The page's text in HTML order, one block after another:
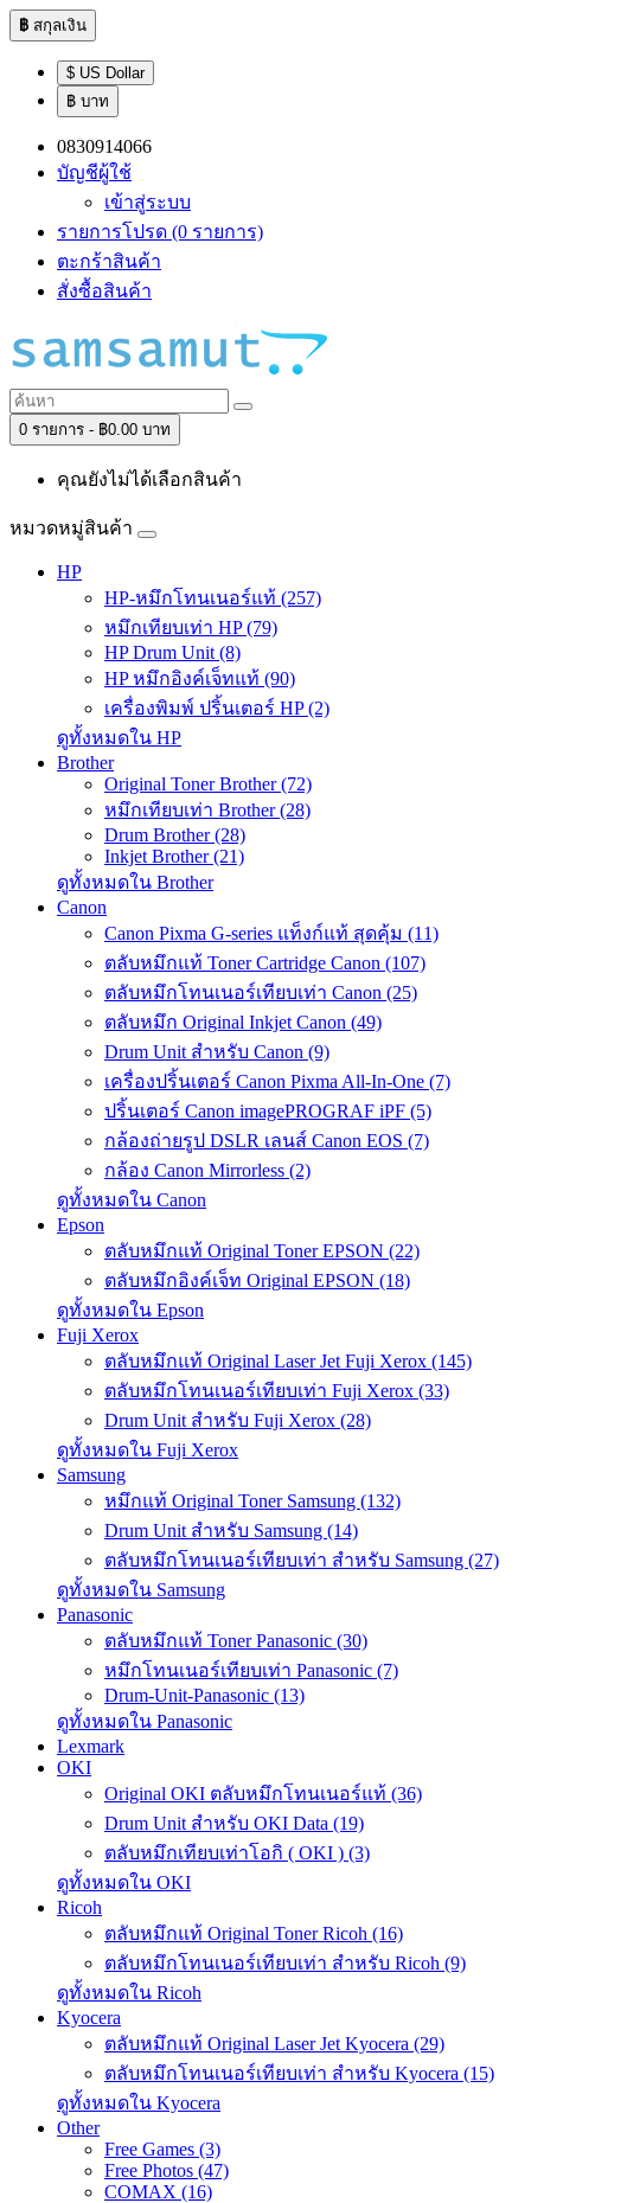
฿ สกุลเงิน
$ US Dollar
฿ บาท
0830914066
บัญชีผู้ใช้
เข้าสู่ระบบ
รายการโปรด (0 รายการ)
ตะกร้าสินค้า
สั่งซื้อสินค้า
0 รายการ - ฿0.00 บาท
คุณยังไม่ได้เลือกสินค้า
หมวดหมู่สินค้า
HP
HP-หมึกโทนเนอร์แท้ (257)
หมึกเทียบเท่า HP (79)
HP Drum Unit (8)
HP หมึกอิงค์เจ็ทแท้ (90)
เครื่องพิมพ์ ปริ้นเตอร์ HP (2)
ดูทั้งหมดใน HP
Brother
Original Toner Brother (72)
หมึกเทียบเท่า Brother (28)
Drum Brother (28)
Inkjet Brother (21)
ดูทั้งหมดใน Brother
Canon
Canon Pixma G-series แท็งก์แท้ สุดคุ้ม (11)
ตลับหมึกแท้ Toner Cartridge Canon (107)
ตลับหมึกโทนเนอร์เทียบเท่า Canon (25)
ตลับหมึก Original Inkjet Canon (49)
Drum Unit สำหรับ Canon (9)
เครื่องปริ้นเตอร์ Canon Pixma All-In-One (7)
ปริ้นเตอร์ Canon imagePROGRAF iPF (5)
กล้องถ่ายรูป DSLR เลนส์ Canon EOS (7)
กล้อง Canon Mirrorless (2)
ดูทั้งหมดใน Canon
Epson
ตลับหมึกแท้ Original Toner EPSON (22)
ตลับหมึกอิงค์เจ็ท Original EPSON (18)
ดูทั้งหมดใน Epson
Fuji Xerox
ตลับหมึกแท้ Original Laser Jet Fuji Xerox (145)
ตลับหมึกโทนเนอร์เทียบเท่า Fuji Xerox (33)
Drum Unit สำหรับ Fuji Xerox (28)
ดูทั้งหมดใน Fuji Xerox
Samsung
หมึกแท้ Original Toner Samsung (132)
Drum Unit สำหรับ Samsung (14)
ตลับหมึกโทนเนอร์เทียบเท่า สำหรับ Samsung (27)
ดูทั้งหมดใน Samsung
Panasonic
ตลับหมึกแท้ Toner Panasonic (30)
หมึกโทนเนอร์เทียบเท่า Panasonic (7)
Drum-Unit-Panasonic (13)
ดูทั้งหมดใน Panasonic
Lexmark
OKI
Original OKI ตลับหมึกโทนเนอร์แท้ (36)
Drum Unit สำหรับ OKI Data (19)
ตลับหมึกเทียบเท่าโอกิ ( OKI ) (3)
ดูทั้งหมดใน OKI
Ricoh
ตลับหมึกแท้ Original Toner Ricoh (16)
ตลับหมึกโทนเนอร์เทียบเท่า สำหรับ Ricoh (9)
ดูทั้งหมดใน Ricoh
Kyocera
ตลับหมึกแท้ Original Laser Jet Kyocera (29)
ตลับหมึกโทนเนอร์เทียบเท่า สำหรับ Kyocera (15)
ดูทั้งหมดใน Kyocera
Other
Free Games (3)
Free Photos (47)
COMAX (16)